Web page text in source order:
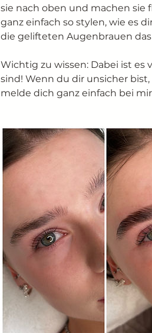
sie nach oben und machen sie
ganz einfach so stylen, wie es
die gelifteten Augenbrauen
Wichtig zu wissen: Dabei ist es
sind! Wenn du dir unsicher
melde dich ganz einfach bei